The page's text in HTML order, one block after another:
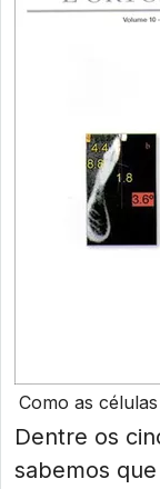
Como as
Dentre os
sabemos